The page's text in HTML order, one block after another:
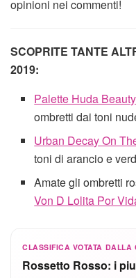
opinioni nei commenti!
SCOPRITE TANTE
2019:
Palette Huda
ombretti dai toni
Urban Decay On
toni di arancio e
Amate gli ombretti
Von D Lolita Por
CLASSIFICA VOTATA DALLA
Rossetto Rosso: i